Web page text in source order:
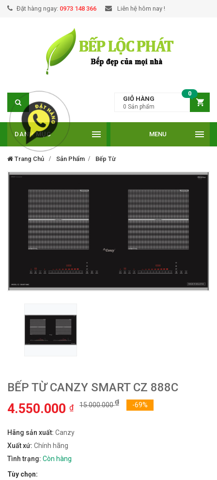
Đặt hàng ngay: 0973 148 366 Liên hệ hôm nay !
GIỎ HÀNG
0
0 Sản phẩm
DANH MỤC MENU
Trang Chủ Sản Phẩm Bếp Từ
BẾP TỪ CANZY SMART CZ 888C
4.550.000 ₫ 15.000.000₫ -69%
Hãng sản xuất: Canzy
Xuất xứ: Chính hãng
Tình trạng: Còn hàng
Tùy chọn: